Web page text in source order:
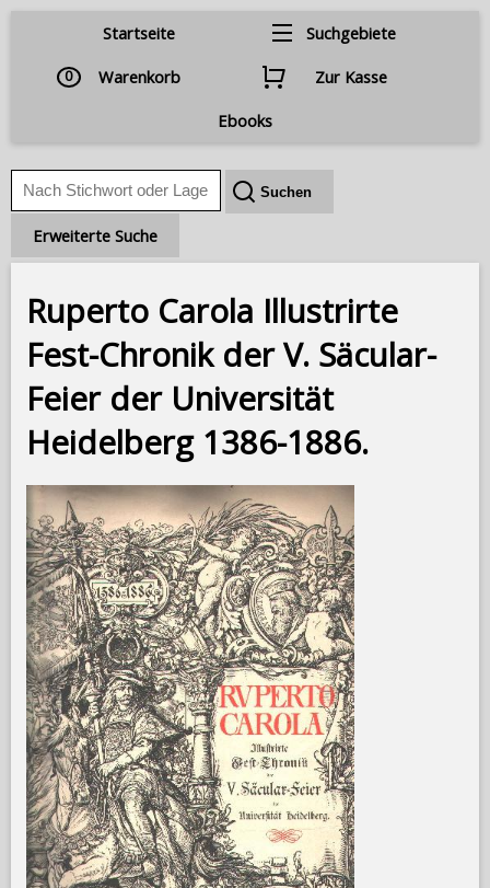
Startseite Suchgebiete
0 Warenkorb
Zur Kasse
Ebooks
Erweiterte Suche
Ruperto Carola Illustrirte
Fest-Chronik der V. Säcular-
Feier der Universität
Heidelberg 1386-1886.